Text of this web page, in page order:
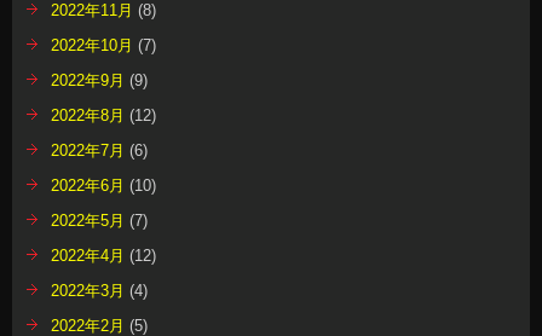
2022年11月 (8)
2022年10月 (7)
2022年9月 (9)
2022年8月 (12)
2022年7月 (6)
2022年6月 (10)
2022年5月 (7)
2022年4月 (12)
2022年3月 (4)
2022年2月 (5)